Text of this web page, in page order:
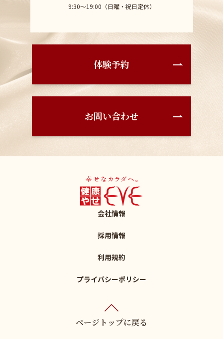
9:30〜19:00（日曜・祝日定休）
体験予約
お問い合わせ
会社情報
採用情報
利用規約
プライバシーポリシー
ページトップに戻る